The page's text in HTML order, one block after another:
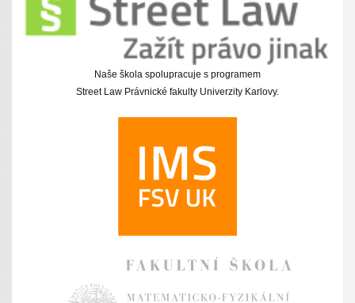
Naše škola spolupracuje s programem
Street Law Právnické fakulty Univerzity Karlovy.